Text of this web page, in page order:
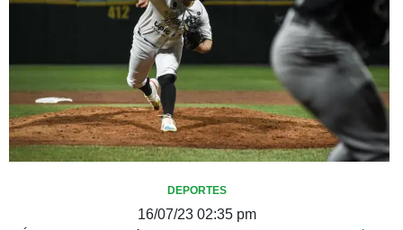
DEPORTES
16/07/23 02:35 pm